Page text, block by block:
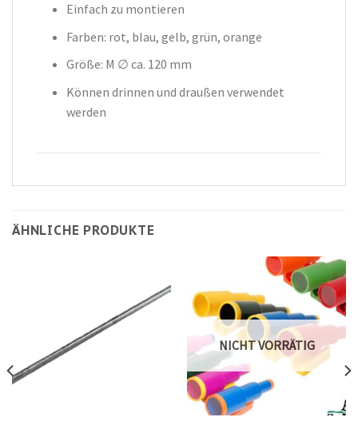
Einfach zu montieren
Farben: rot, blau, gelb, grün, orange
Größe: M ∅ ca. 120 mm
Können drinnen und draußen verwendet
werden
ÄHNLICHE PRODUKTE
NICHT VORRÄTIG